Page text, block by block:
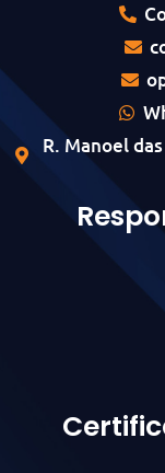
R. Manoel